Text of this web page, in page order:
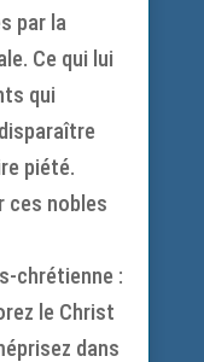
par la
Ce qui lui
qui
piété.
ces nobles
chrétienne :
le Christ
dans